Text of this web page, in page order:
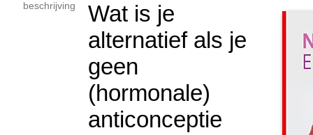
beschrijving
Wat is je
alternatief als je
geen
(hormonale)
anticonceptie